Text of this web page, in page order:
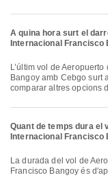
A quina hora surt el
Internacional Francisco
L’últim vol de Aeropuerto de Sayak a Aeropuerto Internacional Francisco
Bangoy amb Cebgo surt
comparar altres opcions
Quant de temps dura el
Internacional Francisco
La durada del vol de Aeropuerto de Sayak a Aeropuerto Internacional
Francisco Bangoy és